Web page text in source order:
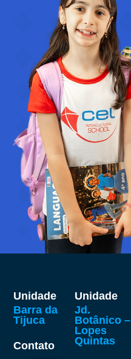
Unidade
Barra da
Tijuca
Contato
Unidade
Jd.
Botânico –
Lopes
Quintas